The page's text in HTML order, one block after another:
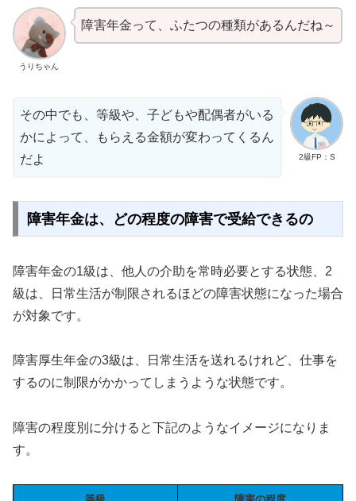
うりちゃん
障害年金って、ふたつの種類があるんだね～
2級FP：S
その中でも、等級や、子どもや配偶者がいる
かによって、もらえる金額が変わってくるん
だよ
障害年金は、どの程度の障害で受給できるの
障害年金の1級は、他人の介助を常時必要とする状態、2
級は、日常生活が制限されるほどの障害状態になった場合
が対象です。
障害厚生年金の3級は、日常生活を送れるけれど、仕事を
するのに制限がかかってしまうような状態です。
障害の程度別に分けると下記のようなイメージになりま
す。